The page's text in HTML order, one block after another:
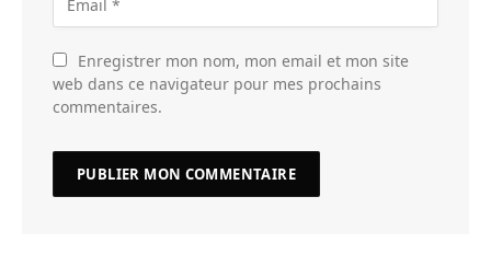
Enregistrer mon nom, mon email et mon site
web dans ce navigateur pour mes prochains
commentaires.